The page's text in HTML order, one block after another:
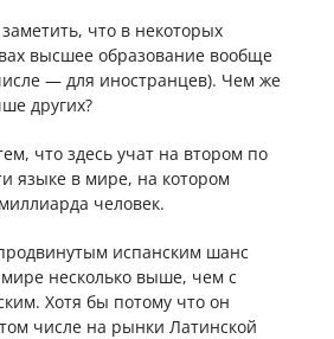
что в некоторых
высшее образование вообще
— для иностранцев). Чем же
других?
что здесь учат на втором по
языке в мире, на котором
человек.
испанским шанс
несколько выше, чем с
Хотя бы потому что он
числе на рынки Латинской